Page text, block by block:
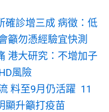
確診增三成 病徵：低
籲勿憑經驗宜快測
港大研究：不增加子
風險
料至9月仍活躍 11
顯升籲打疫苗